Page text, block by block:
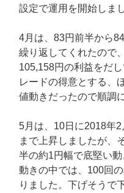
設定で運用を開始しまし
4月は、83円前半から
繰り返してくれたので
105,158円の利益をだ
レードの得意とする、
値動きだったので順調
5月は、10日に2018年
まで上昇しましたが、
半の約1円幅で底堅い
動きの中では、100回
りました。下げそうで